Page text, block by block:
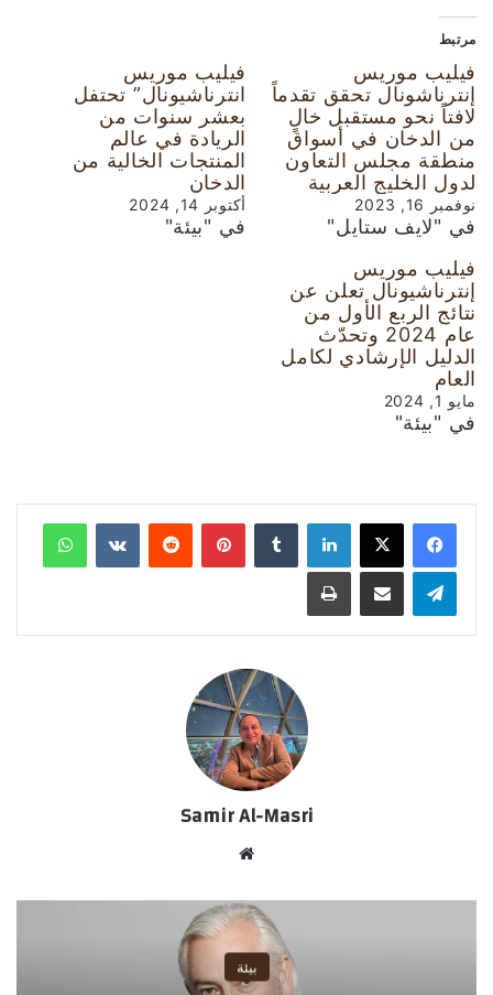
مرتبط
فيليب موريس
إنترناشونال تحقق تقدماً
لافتاً نحو مستقبل خالٍ
من الدخان في أسواق
منطقة مجلس التعاون
لدول الخليج العربية
نوفمبر 16, 2023
في "لايف ستايل"
فيليب موريس
انترناشيونال” تحتفل
بعشر سنوات من
الريادة في عالم
المنتجات الخالية من
الدخان
أكتوبر 14, 2024
في "بيئة"
فيليب موريس
إنترناشيونال تعلن عن
نتائج الربع الأول من
عام 2024 وتحدّث
الدليل الإرشادي لكامل
العام
مايو 1, 2024
في "بيئة"
لينكدإن بينتيريست
Samir Al-Masri
الوي
ب
بيئة